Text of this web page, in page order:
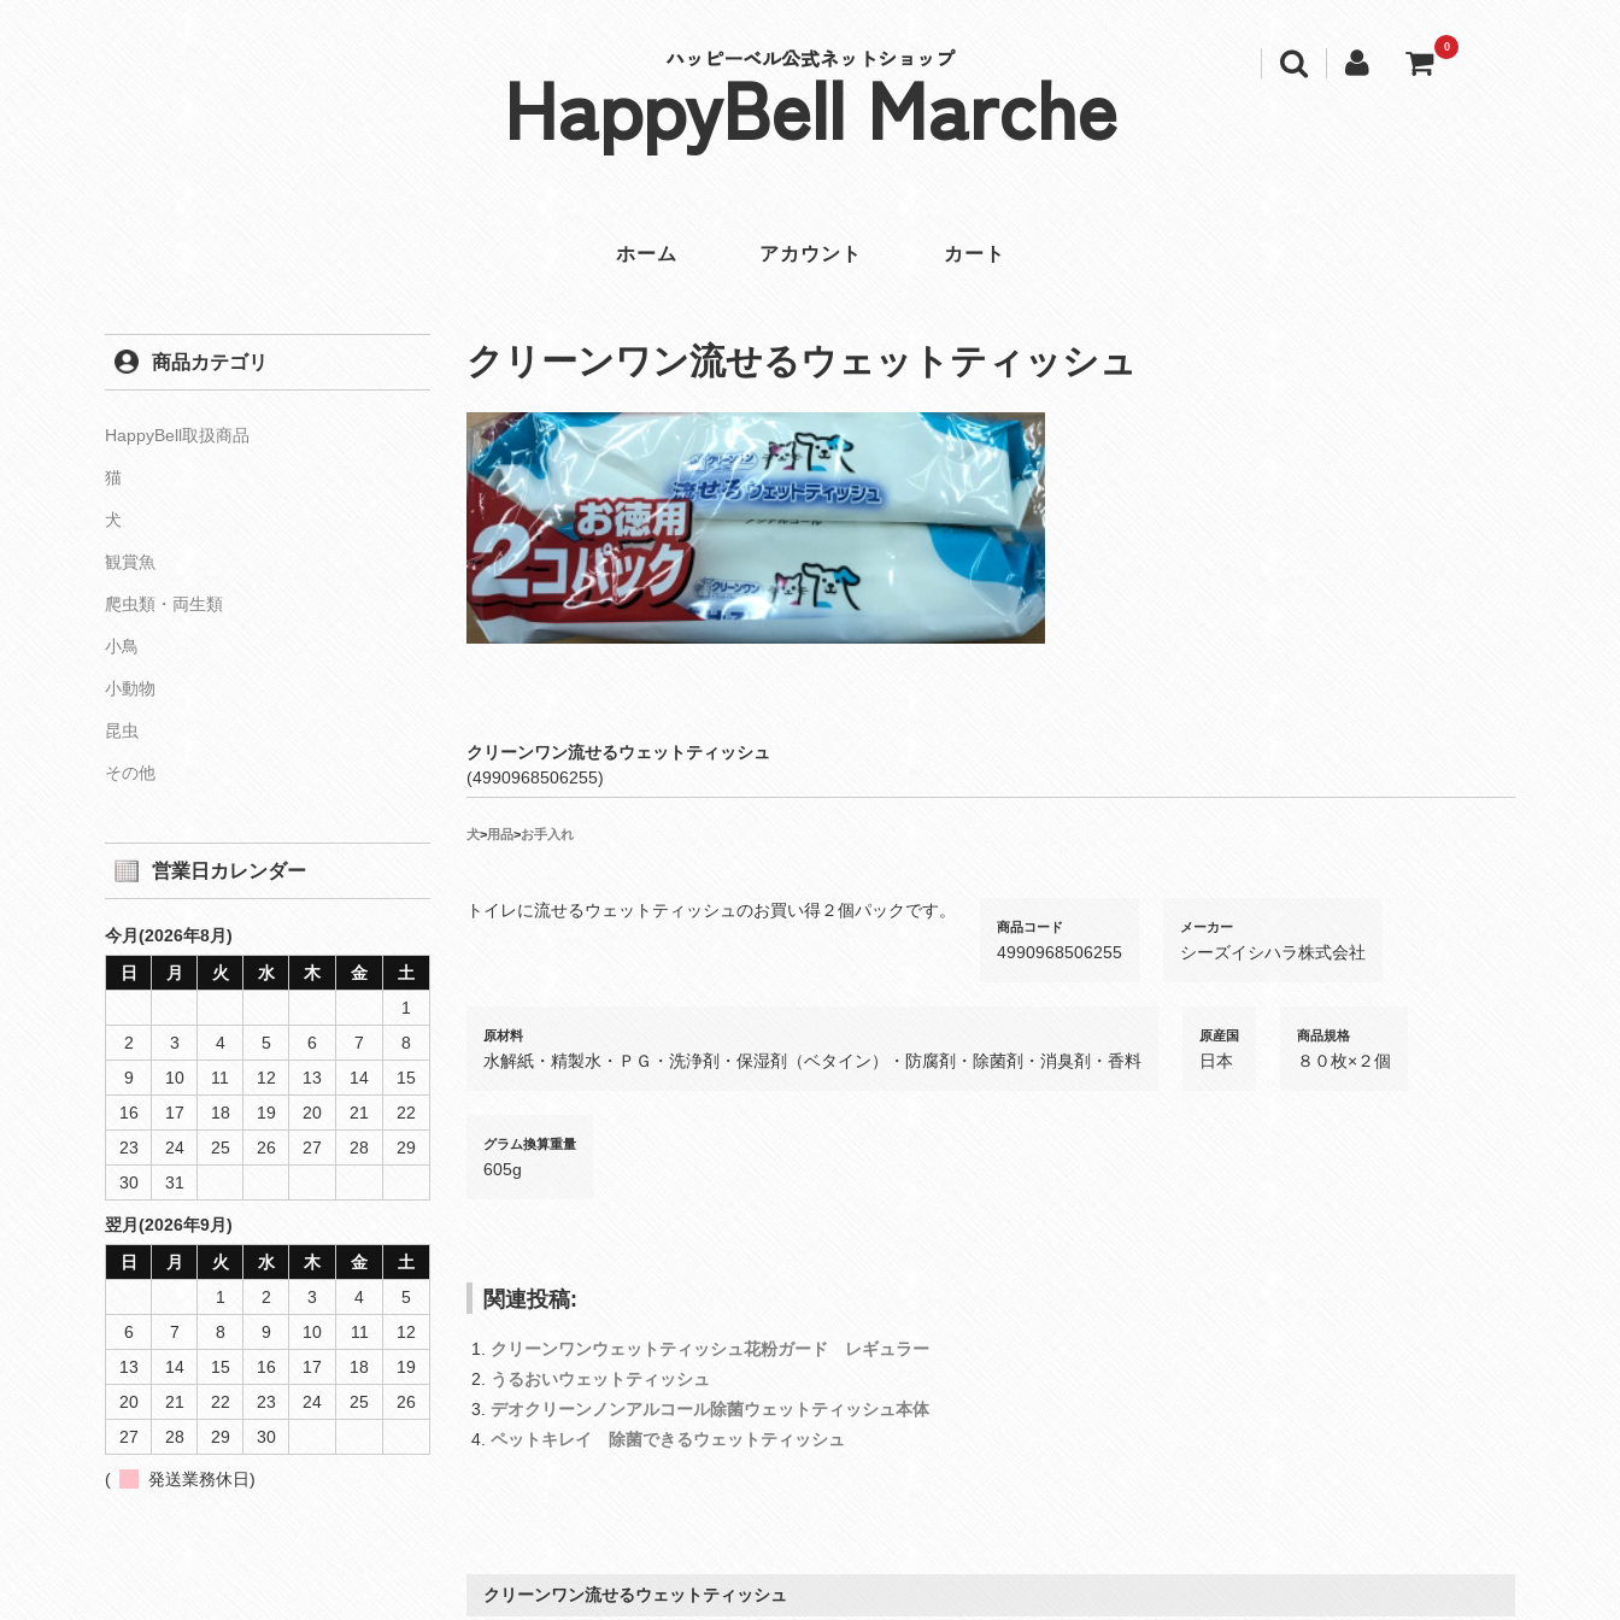
ハッピーベル公式ネットショップ
HappyBell Marche
0
ホーム アカウント カート
クリーンワン流せるウェットティッシュ
クリーンワン流せるウェットティッシュ
(4990968506255)
犬>用品>お手入れ
トイレに流せるウェットティッシュのお買い得２個パックです。
商品コード
4990968506255
メーカー
シーズイシハラ株式会社
原材料
水解紙・精製水・ＰＧ・洗浄剤・保湿剤（ベタイン）・防腐剤・除菌剤・消臭剤・香料
原産国
日本
商品規格
８０枚×２個
グラム換算重量
605g
関連投稿:
クリーンワンウェットティッシュ花粉ガード レギュラー
うるおいウェットティッシュ
デオクリーンノンアルコール除菌ウェットティッシュ本体
ペットキレイ 除菌できるウェットティッシュ
クリーンワン流せるウェットティッシュ
商品カテゴリ
HappyBell取扱商品
猫
犬
観賞魚
爬虫類・両生類
小鳥
小動物
昆虫
その他
営業日カレンダー
今月(2026年8月)
日
月 火 水 木 金
土
1
2
3 4 5 6 7
8
9
10 11 12 13 14
15
16
17 18 19 20 21
22
23
24 25 26 27 28
29
30
31
翌月(2026年9月)
日
月 火 水 木 金
土
1
2 3 4
5
6
7 8 9 10 11
12
13
14 15 16 17 18
19
20
21 22 23 24 25
26
27
28 29 30
( 発送業務休日)